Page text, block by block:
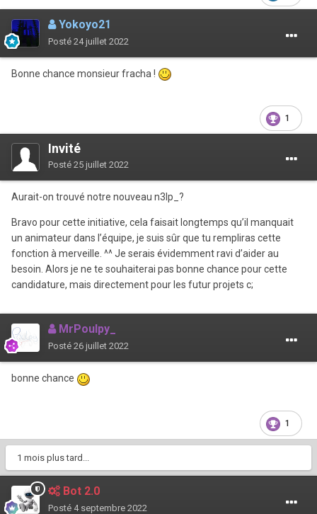
Yokoyo21
Posté 24 juillet 2022
Bonne chance monsieur fracha !
1
Invité
Posté 25 juillet 2022
Aurait-on trouvé notre nouveau n3lp_?
Bravo pour cette initiative, cela faisait longtemps qu’il manquait
un animateur dans l’équipe, je suis sûr que tu rempliras cette
fonction à merveille. ^^ Je serais évidemment ravi d’aider au
besoin. Alors je ne te souhaiterai pas bonne chance pour cette
candidature, mais directement pour les futur projets c;
MrPoulp y_
Posté 26 juillet 2022
bonne chance
1
1 mois plus tard...
Bot 2.0
Posté 4 septembre 2022